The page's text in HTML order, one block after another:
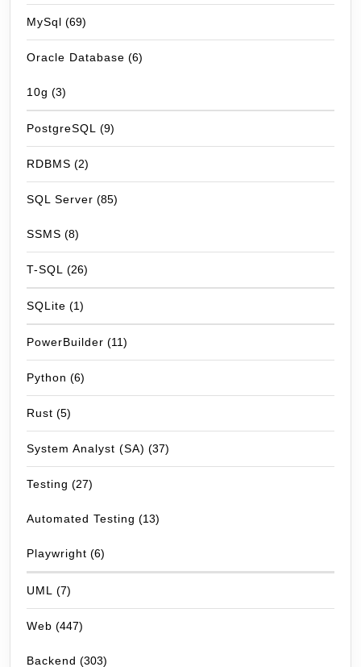
MySql (69)
Oracle Database (6)
10g (3)
PostgreSQL (9)
RDBMS (2)
SQL Server (85)
SSMS (8)
T-SQL (26)
SQLite (1)
PowerBuilder (11)
Python (6)
Rust (5)
System Analyst (SA) (37)
Testing (27)
Automated Testing (13)
Playwright (6)
UML (7)
Web (447)
Backend (303)